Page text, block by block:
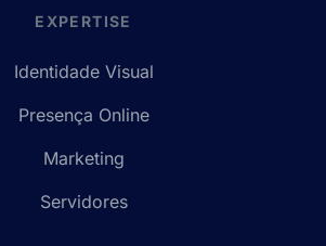
EXPERTISE
Identidade Visual
Presença Online
Marketing
Servidores